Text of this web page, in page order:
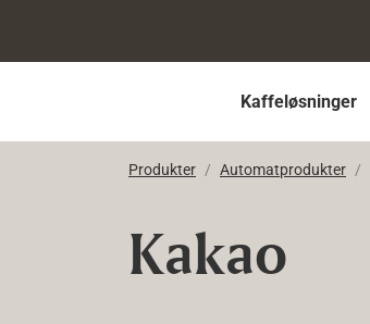
Kaffeløsninger
Produkter Automatprodukter
Kakao